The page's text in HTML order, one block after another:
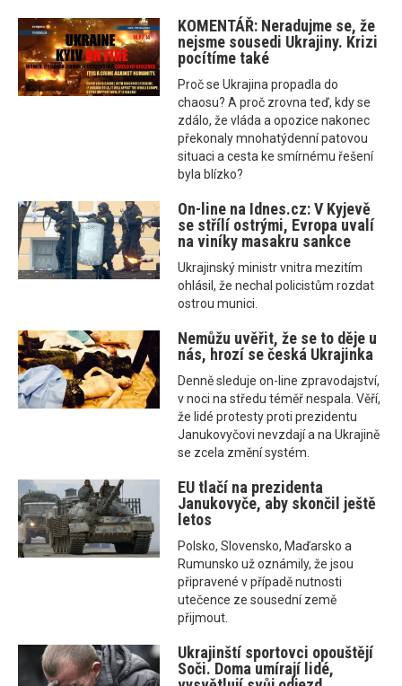
KOMENTÁŘ: Neradujme se, že
nejsme sousedi Ukrajiny. Krizi
pocítíme také
Proč se Ukrajina propadla do
chaosu? A proč zrovna teď, kdy se
zdálo, že vláda a opozice nakonec
překonaly mnohatýdenní patovou
situaci a cesta ke smírnému řešení
byla blízko?
On-line na Idnes.cz: V Kyjevě
se střílí ostrými, Evropa uvalí
na viníky masakru sankce
Ukrajinský ministr vnitra mezitím
ohlásil, že nechal policistům rozdat
ostrou munici.
Nemůžu uvěřit, že se to děje u
nás, hrozí se česká Ukrajinka
Denně sleduje on-line zpravodajství,
v noci na středu téměř nespala. Věří,
že lidé protesty proti prezidentu
Janukovyčovi nevzdají a na Ukrajině
se zcela změní systém.
EU tlačí na prezidenta
Janukovyče, aby skončil ještě
letos
Polsko, Slovensko, Maďarsko a
Rumunsko už oznámily, že jsou
připravené v případě nutnosti
utečence ze sousední země
přijmout.
Ukrajinští sportovci opouštějí
Soči. Doma umírají lidé,